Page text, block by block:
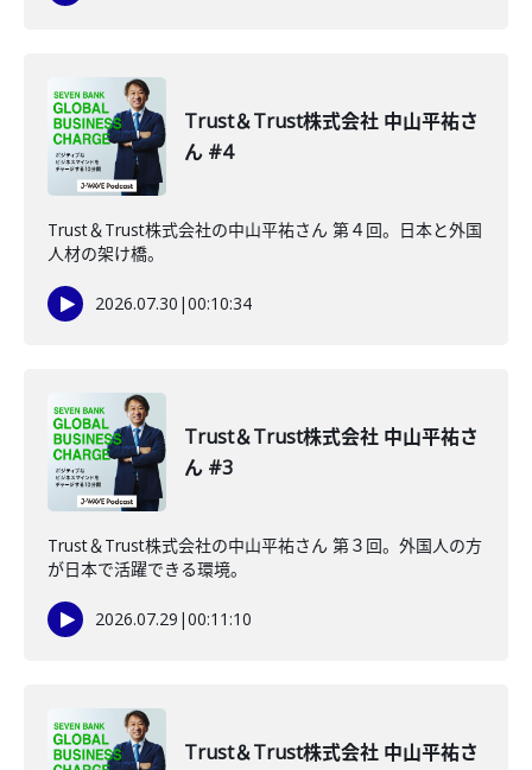
Trust＆Trust株式会社 中山平祐さ
ん #4
Trust＆Trust株式会社の中山平祐さん 第４回。日本と外国
人材の架け橋。
2026.07.30 |00:10:34
Trust＆Trust株式会社 中山平祐さ
ん #3
Trust＆Trust株式会社の中山平祐さん 第３回。外国人の方
が日本で活躍できる環境。
2026.07.29 |00:11:10
Trust＆Trust株式会社 中山平祐さ